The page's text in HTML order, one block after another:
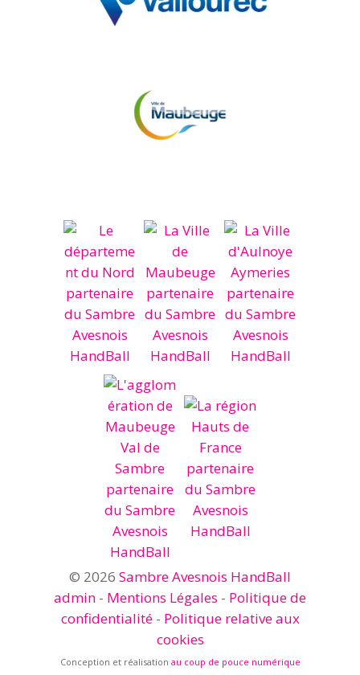
© 2026 Sambre Avesnois HandBall
admin - Mentions Légales - Politique de
confidentialité- Politique relative aux
cookies
Conception et réalisation au coup de pouce numérique